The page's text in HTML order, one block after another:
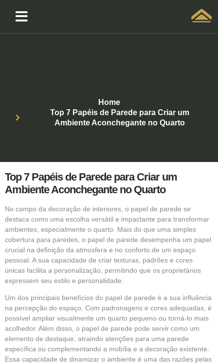
Home
Top 7 Papéis de Parede para Criar um
Ambiente Aconchegante no Quarto
Top 7 Papéis de Parede para Criar um
Ambiente Aconchegante no Quarto
No campo da decoração de interiores, o papel de parede se
destaca como uma escolha versátil e impactante para transformar
ambientes, especialmente o quarto. Mais do que uma simples
cobertura para paredes, o papel de parede desempenha um papel
crucial na definição da atmosfera e no conforto de um espaço
pessoal. A sua capacidade de criar texturas, padrões e cores
únicas facilita a personalização, permitindo que os proprietários
expressem seu estilo e personalidade.
Um dos principais benefícios do papel de parede é a sua influência
na percepção do espaço. Com padronagens e cores adequadas, é
possível ampliar visualmente um quarto pequeno ou torná-lo mais
acolhedor. Além disso, o papel de parede pode servir como um
elemento de destaque, atraindo atenções para uma parede
específica ou complementando a mobília e a decoração existente.
Essa capacidade de dinamizar o ambiente é uma das razões pelas